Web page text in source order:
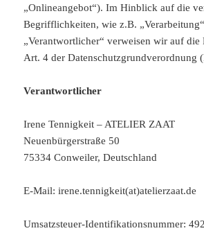
„Onlineangebot“). Im Hinblick auf die
Begrifflichkeiten, wie z.B.
„Verantwortlicher“ verweisen wir auf
Art. 4 der Datenschutzgrundverordnung
Verantwortlicher
Irene Tennigkeit – ATELIER ZAAT
Neuenbürgerstraße 50
75334 Conweiler, Deutschland
E-Mail: irene.tennigkeit(at)atelierzaat.de
Umsatzsteuer-Identifikationsnummer: